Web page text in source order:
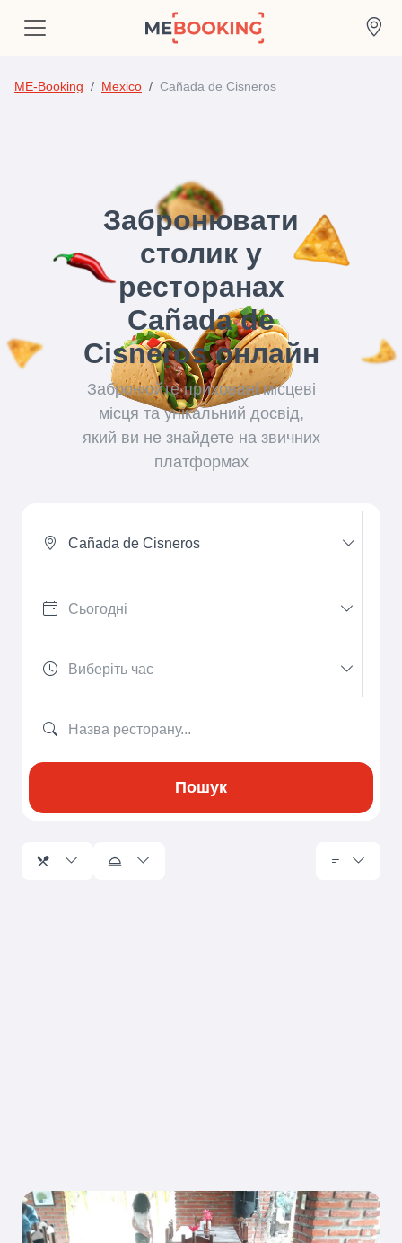
ME-Booking Mexico Cañada de Cisneros
Забронювати
столик у
ресторанах
Cañada de
Cisneros онлайн
Забронюйте приховані місцеві
місця та унікальний досвід,
який ви не знайдете на звичних
платформах
Cañada de Cisneros
Пошук